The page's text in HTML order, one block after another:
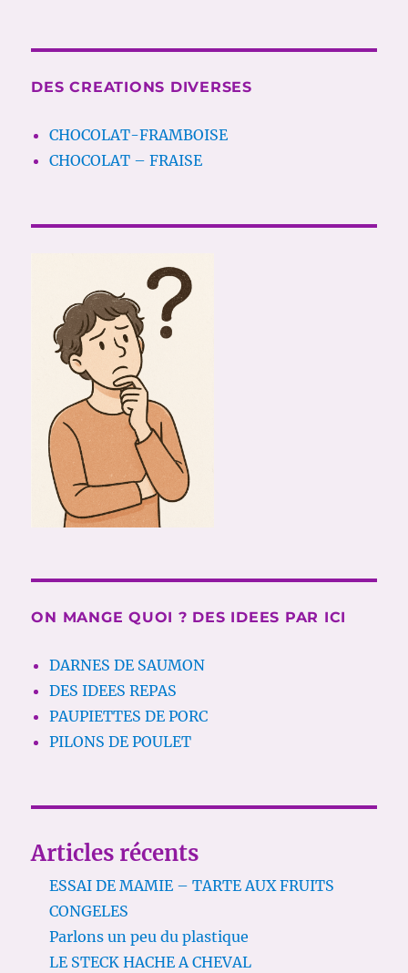
DES CREATIONS DIVERSES
CHOCOLAT-FRAMBOISE
CHOCOLAT – FRAISE
ON MANGE QUOI ? DES IDEES PAR ICI
DARNES DE SAUMON
DES IDEES REPAS
PAUPIETTES DE PORC
PILONS DE POULET
Articles récents
ESSAI DE MAMIE – TARTE AUX FRUITS
CONGELES
Parlons un peu du plastique
LE STECK HACHE A CHEVAL